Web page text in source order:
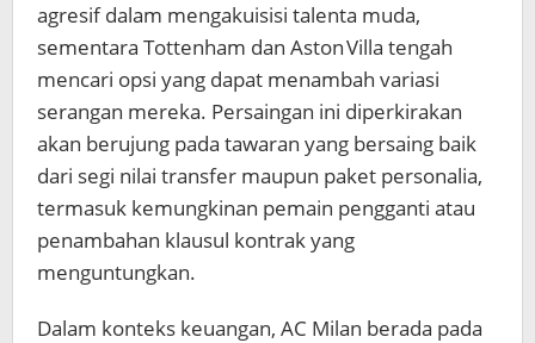
agresif dalam mengakuisisi talenta muda,
sementara Tottenham dan Aston Villa tengah
mencari opsi yang dapat menambah variasi
serangan mereka. Persaingan ini diperkirakan
akan berujung pada tawaran yang bersaing baik
dari segi nilai transfer maupun paket personalia,
termasuk kemungkinan pemain pengganti atau
penambahan klausul kontrak yang
menguntungkan.
Dalam konteks keuangan, AC Milan berada pada